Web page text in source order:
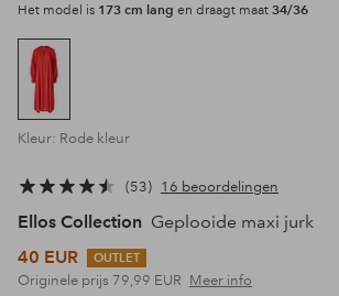
Het model is 173 cm lang en draagt maat 34/36
Kleur: Rode kleur
53 16 beoordelingen
Ellos Collection Geplooide maxi jurk
40 EUR
OUTLET
Originele prijs 79,99 EUR Meer info